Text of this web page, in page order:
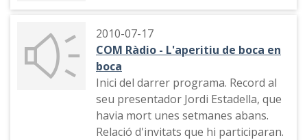
2010-07-17
COM Ràdio - L'aperitiu de boca en
boca
Inici del darrer programa. Record al
seu presentador Jordi Estadella, que
havia mort unes setmanes abans.
Relació d'invitats que hi participaran.